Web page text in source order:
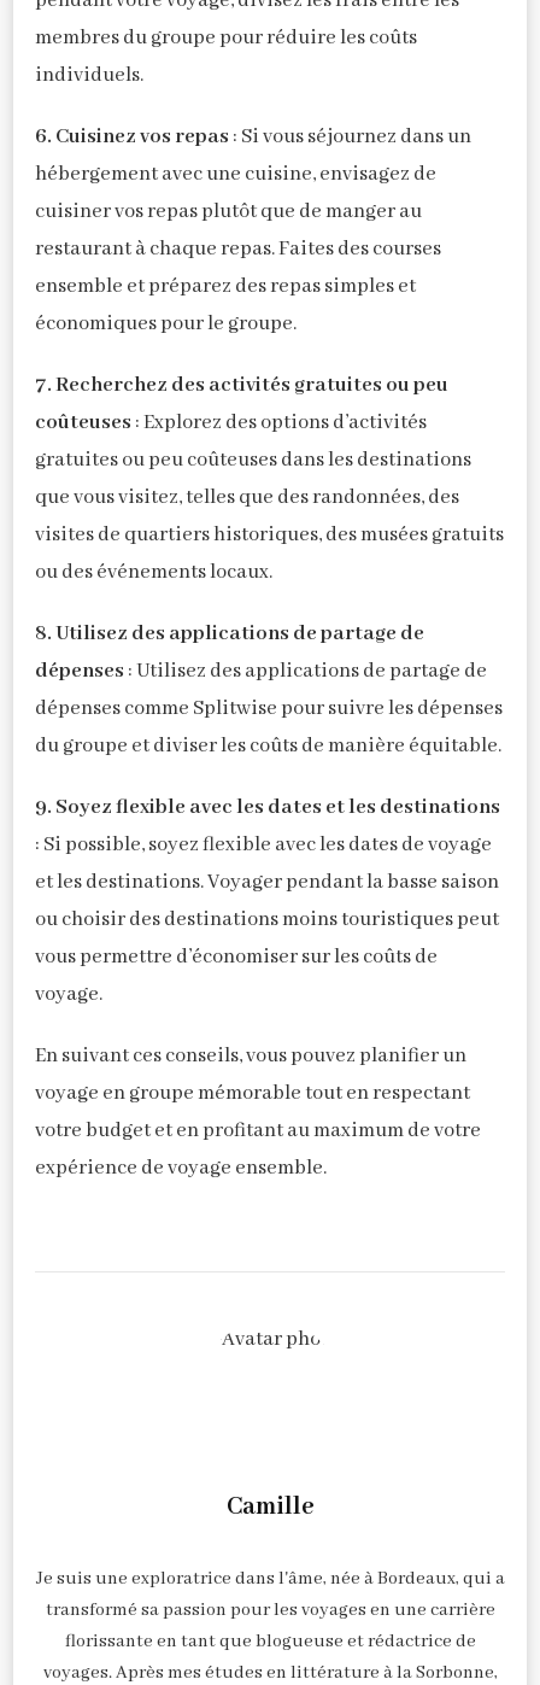
membres du groupe pour réduire les coûts
individuels.
6. Cuisinez vos repas : Si vous séjournez dans un
hébergement avec une cuisine, envisagez de
cuisiner vos repas plutôt que de manger au
restaurant à chaque repas. Faites des courses
ensemble et préparez des repas simples et
économiques pour le groupe.
7. Recherchez des activités gratuites ou peu
coûteuses : Explorez des options d’activités
gratuites ou peu coûteuses dans les destinations
que vous visitez, telles que des randonnées, des
visites de quartiers historiques, des musées gratuits
ou des événements locaux.
8. Utilisez des applications de partage de
dépenses : Utilisez des applications de partage de
dépenses comme Splitwise pour suivre les dépenses
du groupe et diviser les coûts de manière équitable.
9. Soyez flexible avec les dates et les destinations
: Si possible, soyez flexible avec les dates de voyage
et les destinations. Voyager pendant la basse saison
ou choisir des destinations moins touristiques peut
vous permettre d’économiser sur les coûts de
voyage.
En suivant ces conseils, vous pouvez planifier un
voyage en groupe mémorable tout en respectant
votre budget et en profitant au maximum de votre
expérience de voyage ensemble.
Camille
Je suis une exploratrice dans l'âme, née à Bordeaux, qui a
transformé sa passion pour les voyages en une carrière
florissante en tant que blogueuse et rédactrice de
voyages. Après mes études en littérature à la Sorbonne,